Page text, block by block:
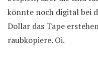
könnte noch digital bei
Dollar das Tape
raubkopiere. Oi.